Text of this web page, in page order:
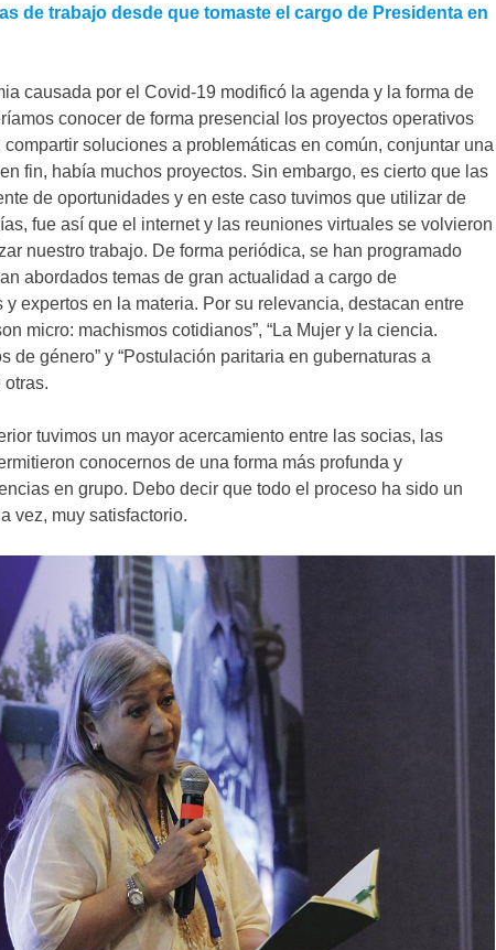
de trabajo desde que tomaste el cargo de Presidenta en
causada por el Covid-19 modificó la agenda y la forma de
conocer de forma presencial los proyectos operativos
soluciones a problemáticas en común, conjuntar una
fin, había muchos proyectos. Sin embargo, es cierto que las
de oportunidades y en este caso tuvimos que utilizar de
fue así que el internet y las reuniones virtuales se volvieron
nuestro trabajo. De forma periódica, se han programado
abordados temas de gran actualidad a cargo de
expertos en la materia. Por su relevancia, destacan entre
micro: machismos cotidianos”, “La Mujer y la ciencia.
de género” y “Postulación paritaria en gubernaturas a
otras.
tuvimos un mayor acercamiento entre las socias, las
conocernos de una forma más profunda y
en grupo. Debo decir que todo el proceso ha sido un
vez, muy satisfactorio.